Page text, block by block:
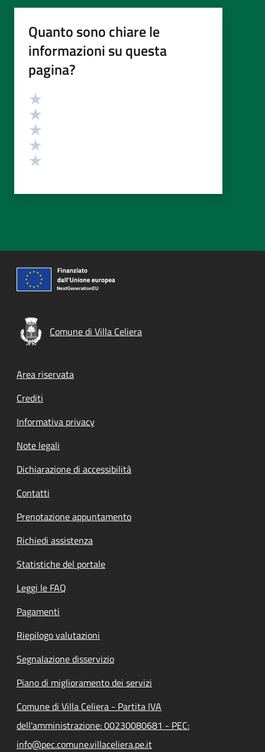
Quanto sono chiare le
informazioni su questa
pagina?
Valutazione
Comune di Villa Celiera
Footer menu
Area riservata
Crediti
Informativa privacy
Note legali
Dichiarazione di accessibilità
Contatti
Prenotazione appuntamento
Richiedi assistenza
Statistiche del portale
Leggi le FAQ
Pagamenti
Riepilogo valutazioni
Segnalazione disservizio
Piano di miglioramento dei servizi
Comune di Villa Celiera - Partita IVA
dell'amministrazione: 00230080681 - PEC:
info@pec.comune.villaceliera.pe.it